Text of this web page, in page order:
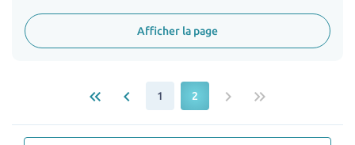
Afficher la page
keyboard_double_arrow_left keyboard_arrow_left 1 2 keyboard_arrow_right keyboard_double_arrow_right